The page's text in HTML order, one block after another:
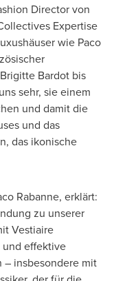
Director von
Expertise
wie Paco
Bardot bis
sehr, sie einem
und damit die
und das
das ikonische
Rabanne, erklärt:
zu unserer
Vestiaire
effektive
insbesondere mit